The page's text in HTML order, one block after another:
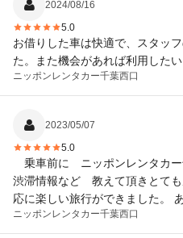
2024/08/16
5.0
お借りした車は快適で、スタッ
た。また機会があれば利用したい
ニッポンレンタカー千葉西口
2023/05/07
5.0
乗車前に ニッポンレンタカ
渋滞情報など 教えて頂きとて
応
ニッポンレンタカー千葉西口